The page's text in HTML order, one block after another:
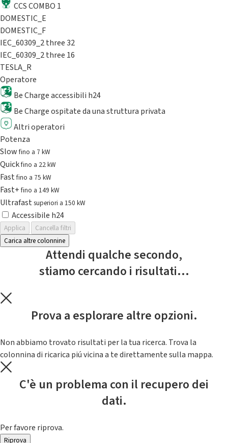
CCS COMBO 1
DOMESTIC_E
DOMESTIC_F
IEC_60309_2 three 32
IEC_60309_2 three 16
TESLA_R
Operatore
Be Charge accessibili h24
Be Charge ospitate da una struttura privata
Altri operatori
Potenza
Slowfino a 7 kW
Quickfino a 22 kW
Fastfino a 75 kW
Fast+fino a 149 kW
Ultrafast superiori a 150 kW
Accessibile h24
Applica
Cancella filtri
Carica altre colonnine
Attendi qualche secondo,
stiamo cercando i risultati...
Prova a esplorare altre opzioni.
Non abbiamo trovato risultati per la tua ricerca. Trova la
colonnina di ricarica piú vicina a te direttamente sulla mappa.
C'è un problema con il recupero dei
dati.
Per favore riprova.
Riprova